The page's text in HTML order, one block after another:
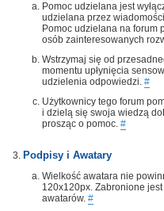
Pomoc udzielana jest
udzielana przez
Pomoc udzielana na forum
osób zainteresowanych
Wstrzymaj się od
momentu upłynięcia
udzielenia odpowiedzi. #
Użytkownicy tego forum
i dzielą się swoja wiedzą
prosząc o pomoc. #
Podpisy i Awatary
Wielkość awatara nie
120x120px. Zabronione
awatarów. #